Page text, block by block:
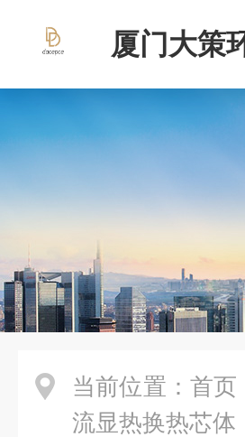
厦门大策
当前位置： 首页
流显热换热芯体